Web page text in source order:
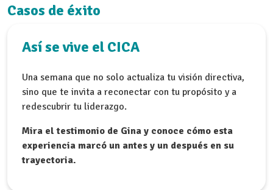
Casos de éxito
Así se vive el CICA
Una semana que no solo actualiza tu visión directiva,
sino que te invita a reconectar con tu propósito y a
redescubrir tu liderazgo.
Mira el testimonio de Gina y conoce cómo esta
experiencia marcó un antes y un después en su
trayectoria.